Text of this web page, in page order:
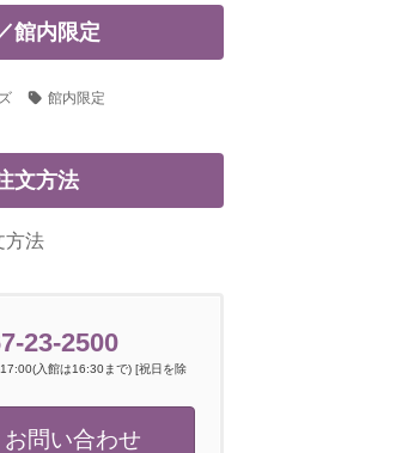
館内限定
館内限定
文方法
方法
23-2500
入館は16:30まで) [祝日を除
お問い合わせ